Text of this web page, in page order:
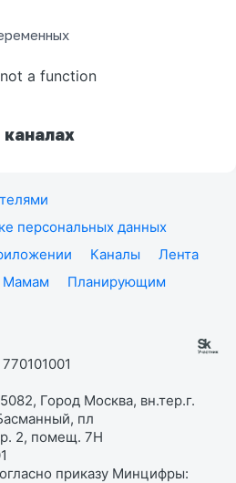
a function
персональных данных
Каналы
Лента
Мамам
Планирующим
Город Москва, вн.тер.г.
пл
2, помещ. 7Н
приказу Минцифры: